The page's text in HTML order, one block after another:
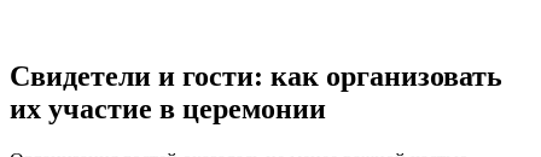
Свидетели и гости: как организовать
их участие в церемонии